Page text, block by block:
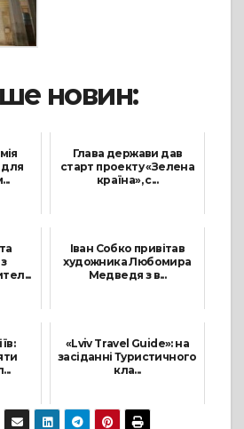
новин:
Глава держави дав
старт проекту «Зелена
країна», с...
Іван Собко привітав
художника Любомира
Медведя з в...
«Lviv Travel Guide»: на
засіданні Туристичного
кла...
9 Лютого, 2022